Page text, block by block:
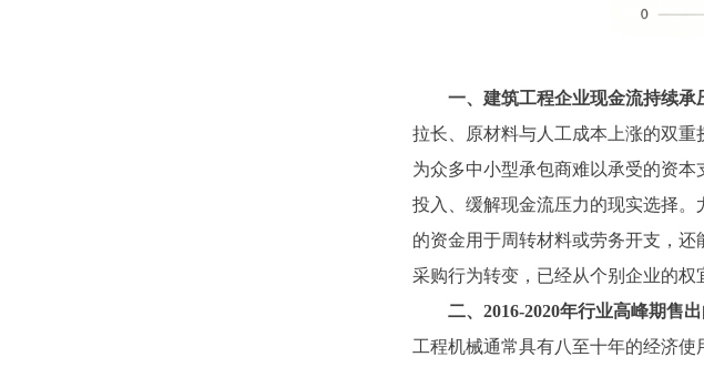
一、建筑工程企业现金流持续承
拉长、原材料与人工成本上涨的双
为众多中小型承包商难以承受的资
投入、缓解现金流压力的现实选择
的资金用于周转材料或劳务开支，
采购行为转变，已经从个别企业的权
二、 2016-2020年行业高峰期售
工程机械通常具有八至十年的经济